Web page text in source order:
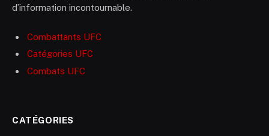
d’information incontournable.
Combattants UFC
Catégories UFC
Combats UFC
CATÉGORIES